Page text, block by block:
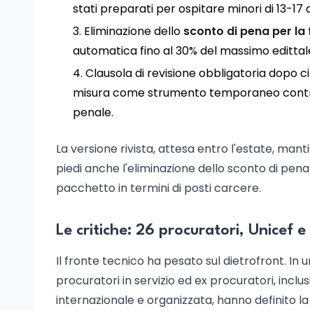
stati preparati per ospitare minori di 13-
Eliminazione dello sconto di pena per la
automatica fino al 30% del massimo
Clausola di revisione obbligatoria dopo
misura come strumento temporaneo
penale.
La versione rivista, attesa entro l'estate,
piedi anche l'eliminazione dello sconto di
pacchetto in termini di posti carcere.
Le critiche: 26 procuratori, Unicef e
Il fronte tecnico ha pesato sul dietrofront. In
procuratori in servizio ed ex procuratori,
internazionale e organizzata, hanno definito